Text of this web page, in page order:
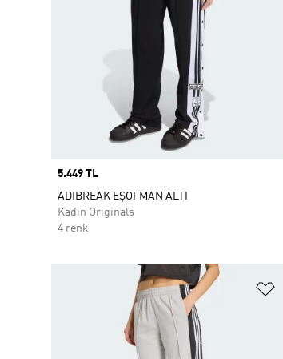
Price
5.449 TL
ADIBREAK EŞOFMAN ALTI
Kadın Originals
4 renk